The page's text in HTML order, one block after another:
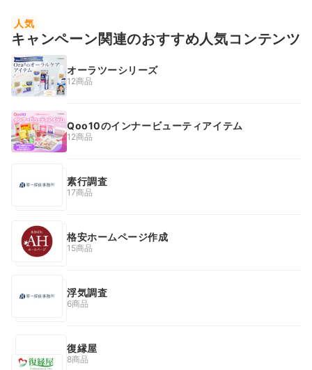
人気
キャンペーン関連のおすすめ人気コンテンツ
オーラツーシリーズ
12商品
Qoo10のインナービューティアイテム
12商品
素行調査
17商品
格安ホームページ作成
15商品
浮気調査
6商品
復縁屋
8商品